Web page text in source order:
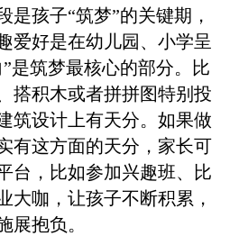
是孩子“筑梦”的关键期，
爱好是在幼儿园、小学呈
是筑梦最核心的部分。比
搭积木或者拼拼图特别投
筑设计上有天分。如果做
有这方面的天分，家长可
台，比如参加兴趣班、比
大咖，让孩子不断积累，
展抱负。